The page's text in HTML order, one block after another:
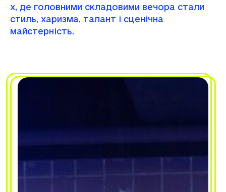
х, де головними складовими вечора стали
стиль, харизма, талант і сценічна
майстерність.